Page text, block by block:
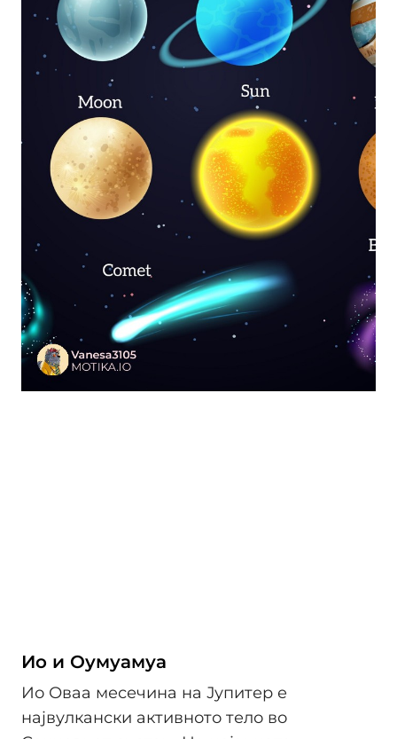
Ио и Оумуамуа
Ио Оваа месечина на Јупитер е
највулкански активното тело во